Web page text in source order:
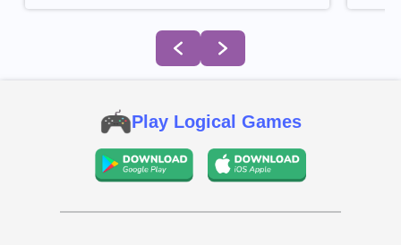
Play Logical Games